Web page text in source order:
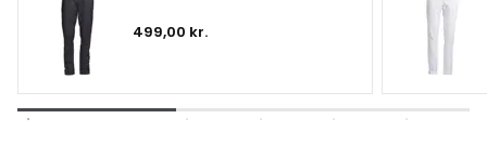
499,00 kr.